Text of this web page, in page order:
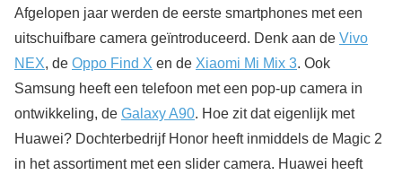
Afgelopen jaar werden de eerste smartphones met een
uitschuifbare camera geïntroduceerd. Denk aan de Vivo
NEX, de Oppo Find X en de Xiaomi Mi Mix 3. Ook
Samsung heeft een telefoon met een pop-up camera in
ontwikkeling, de Galaxy A90. Hoe zit dat eigenlijk met
Huawei? Dochterbedrijf Honor heeft inmiddels de Magic 2
in het assortiment met een slider camera. Huawei heeft